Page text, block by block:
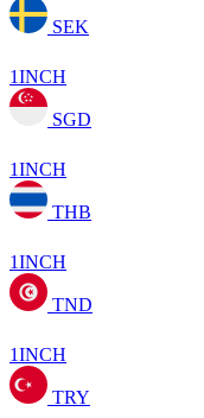
SEK
1INCH
SGD
1INCH
THB
1INCH
TND
1INCH
TRY